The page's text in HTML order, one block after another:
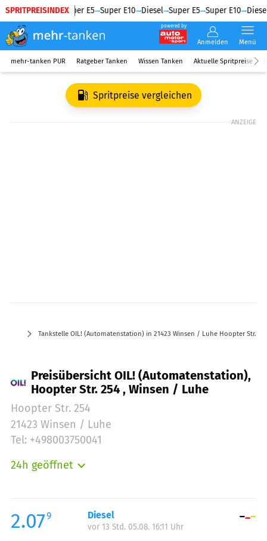
SPRITPREISINDEX
Diesel Super E5 Super E10 Diesel Super E5 Super E10 Diesel
powered by
Anmelden Menü
mehr-tanken PUR Ratgeber Tanken Wissen Tanken Aktuelle Spritpreise
Spritpreise vergleichen
ANZEIGE
Tankstelle OIL! (Automatenstation) in 21423 Winsen / Luhe Hoopter Str.
Preisübersicht OIL! (Automatenstation),
Hoopter Str. 254 , Winsen / Luhe
Hoopter Str. 254
21423 Winsen / Luhe
Tel: +498003750041
24h geöffnet
Mittwoch:
00:00-24:00
Donnerstag:
2.079 Diesel
vor 13 Std. 05.08. 16:11 Uhr